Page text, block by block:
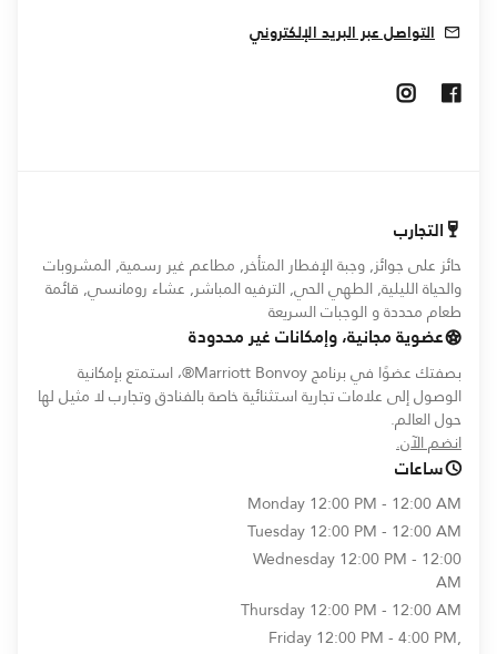
التواصل عبر البريد الإلكتروني
Opens In New Window
التجارب
حائز على جوائز, وجبة الإفطار المتأخر, مطاعم غير رسمية, المشروبات
والحياة الليلية, الطهي الحي, الترفيه المباشر, عشاء رومانسي, قائمة
طعام محددة و الوجبات السريعة
عضوية مجانية، وإمكانات غير محدودة
بصفتك عضوًا في برنامج Marriott Bonvoy®، استمتع بإمكانية
الوصول إلى علامات تجارية استثنائية خاصة بالفنادق وتجارب لا مثيل لها
حول العالم.
انضم الآن.
ساعات
Monday12:00 PM - 12:00 AM
Tuesday12:00 PM - 12:00 AM
Wednesday12:00 PM - 12:00
AM
Thursday12:00 PM - 12:00 AM
Friday12:00 PM - 4:00 PM,